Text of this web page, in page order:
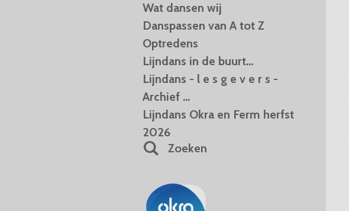
Wat dansen wij
Danspassen van A tot Z
Optredens
Lijndans in de buurt...
Lijndans - l e s g e v e r s -
Archief ...
Lijndans Okra en Ferm herfst
2026
Zoeken